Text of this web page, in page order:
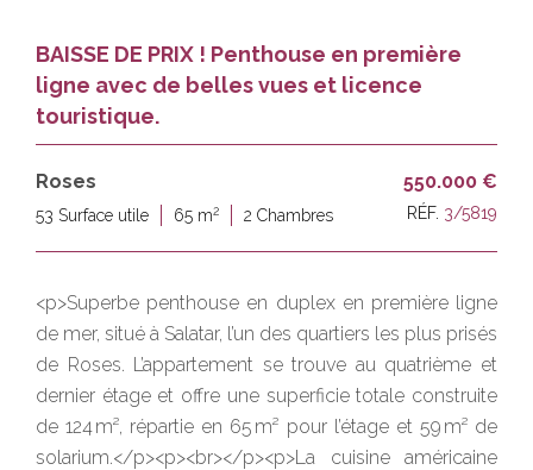
BAISSE DE PRIX ! Penthouse en première
ligne avec de belles vues et licence
touristique.
Roses 550.000 €
53 Surface utile 65 m2 2 Chambres RÉF. 3/5819
<p>Superbe penthouse en duplex en première ligne
de mer, situé à Salatar, l’un des quartiers les plus prisés
de Roses. L’appartement se trouve au quatrième et
dernier étage et offre une superficie totale construite
de 124 m², répartie en 65 m² pour l’étage et 59 m² de
solarium.</p><p><br></p><p>La cuisine américaine